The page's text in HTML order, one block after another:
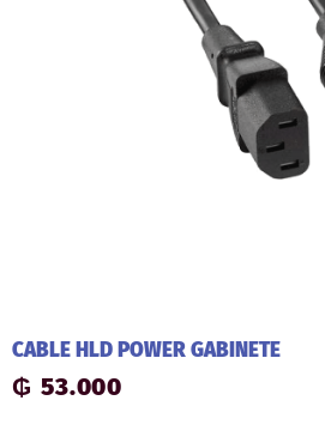
CABLE HLD POWER GABINETE
₲ 53.000